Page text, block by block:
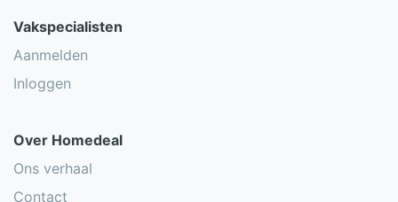
Vakspecialisten
Aanmelden
Inloggen
Over Homedeal
Ons verhaal
Contact